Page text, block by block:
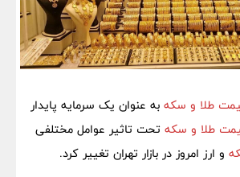
طلا و سکه به عنوان یک سرمایه پایدار
طلا و سکه تحت تاثیر عوامل مختلفی
و ارز امروز در بازار تهران تغییر کرد.